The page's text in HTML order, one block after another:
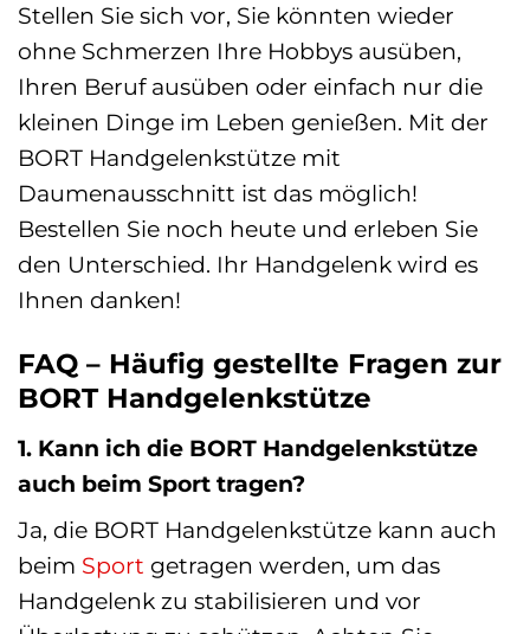
Stellen Sie sich vor, Sie könnten wieder
ohne Schmerzen Ihre Hobbys ausüben,
Ihren Beruf ausüben oder einfach nur die
kleinen Dinge im Leben genießen. Mit der
BORT Handgelenkstütze mit
Daumenausschnitt ist das möglich!
Bestellen Sie noch heute und erleben Sie
den Unterschied. Ihr Handgelenk wird es
Ihnen danken!
FAQ – Häufig gestellte Fragen zur
BORT Handgelenkstütze
1. Kann ich die BORT Handgelenkstütze
auch beim Sport tragen?
Ja, die BORT Handgelenkstütze kann auch
beim Sport getragen werden, um das
Handgelenk zu stabilisieren und vor